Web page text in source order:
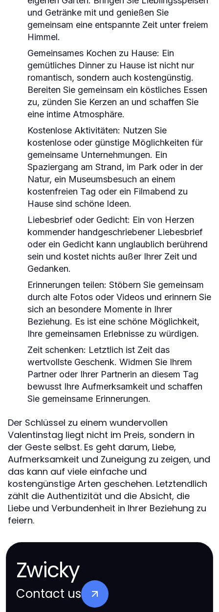
und Getränke mit und genießen Sie
gemeinsam eine entspannte Zeit unter freiem
Himmel.
Gemeinsames Kochen zu Hause: Ein
gemütliches Dinner zu Hause ist nicht nur
romantisch, sondern auch kostengünstig.
Bereiten Sie gemeinsam ein köstliches Essen
zu, zünden Sie Kerzen an und schaffen Sie
eine intime Atmosphäre.
Kostenlose Aktivitäten: Nutzen Sie
kostenlose oder günstige Möglichkeiten für
gemeinsame Unternehmungen. Ein
Spaziergang am Strand, im Park oder in der
Natur, ein Museumsbesuch an einem
kostenfreien Tag oder ein Filmabend zu
Hause sind schöne Ideen.
Liebesbrief oder Gedicht: Ein von Herzen
kommender handgeschriebener Liebesbrief
oder ein Gedicht kann unglaublich berührend
sein und kostet nichts außer Ihrer Zeit und
Gedanken.
Erinnerungen teilen: Stöbern Sie gemeinsam
durch alte Fotos oder Videos und erinnern Sie
sich an besondere Momente in Ihrer
Beziehung. Es ist eine schöne Möglichkeit,
Ihre gemeinsamen Erlebnisse zu würdigen.
Zeit schenken: Letztlich ist Zeit das
wertvollste Geschenk. Widmen Sie Ihrem
Partner oder Ihrer Partnerin an diesem Tag
bewusst Ihre Aufmerksamkeit und schaffen
Sie gemeinsame Erinnerungen.
Der Schlüssel zu einem wundervollen
Valentinstag liegt nicht im Preis, sondern in
der Geste selbst. Es geht darum, Liebe,
Aufmerksamkeit und Zuneigung zu zeigen, und
das kann auf viele einfache und
kostengünstige Arten geschehen. Letztendlich
zählt die Authentizität und die Absicht, die
Liebe und Verbundenheit in Ihrer Beziehung zu
feiern.
Zwicky
Contact us